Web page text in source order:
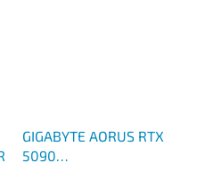
GIGABYTE AORUS RTX
5090